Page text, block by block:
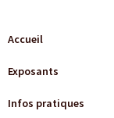
Accueil
Exposants
Infos pratiques